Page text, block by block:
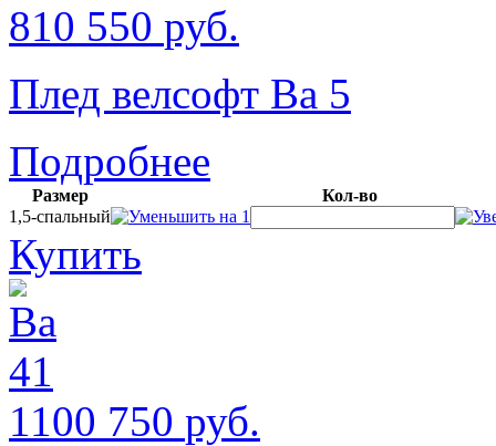
810 550 руб.
Плед велсофт Ва 5
Подробнее
Размер
Кол-во
1,5-спальный
Купить
1100 750 руб.